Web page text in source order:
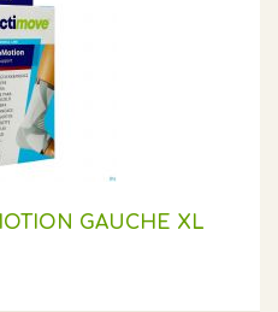
GAUCHE XL